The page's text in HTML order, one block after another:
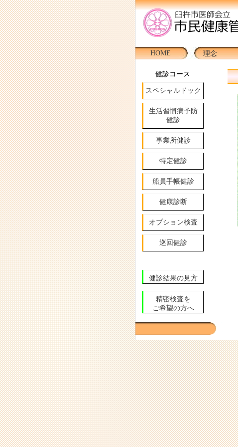
理念
HOME
健診コース
スペシャルドック
生活習慣病予防
健診
事業所健診
特定健診
船員手帳健診
健康診断
オプション検査
巡回健診
健診結果の見方
精密検査を
ご希望の方へ